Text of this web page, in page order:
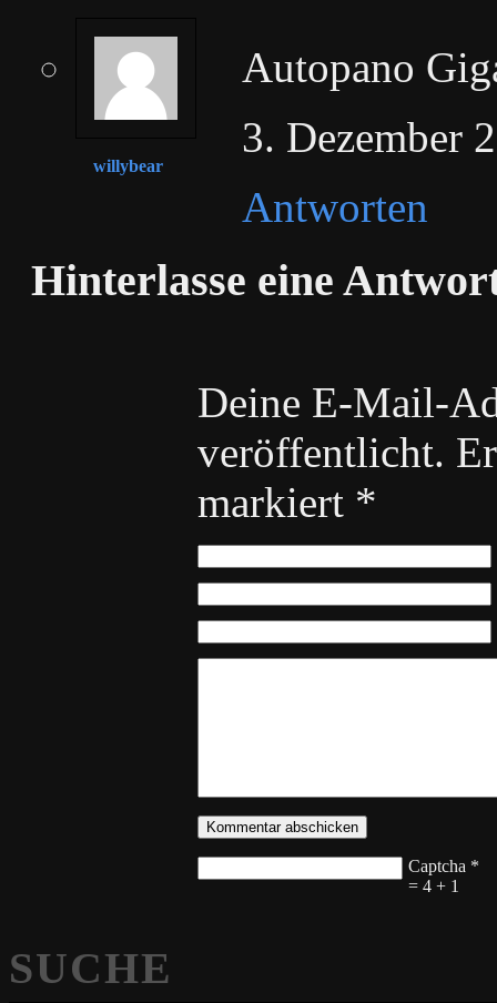
willybear
Autopano
3. Dezember
Antworten
Hinterlasse eine
Deine E-Mail-
veröffentlicht.
markiert *
Captcha *
= 4 + 1
SUCHE